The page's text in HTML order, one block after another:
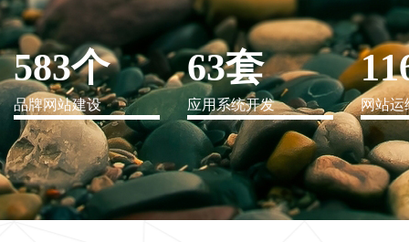
IT行业解决方案
信息爆炸时代，信息传递是否做到更新、更全、更
快
583个
品牌网站建设
63套
应用系统开发 网站运